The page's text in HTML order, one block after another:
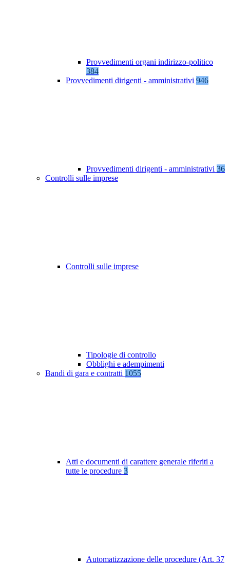
Provvedimenti organi indirizzo-politico
384
Provvedimenti dirigenti - amministrativi 946
Provvedimenti dirigenti - amministrativi 36
Controlli sulle imprese
Controlli sulle imprese
Tipologie di controllo
Obblighi e adempimenti
Bandi di gara e contratti 1055
Atti e documenti di carattere generale riferiti a
tutte le procedure 3
Automatizzazione delle procedure (Art. 37